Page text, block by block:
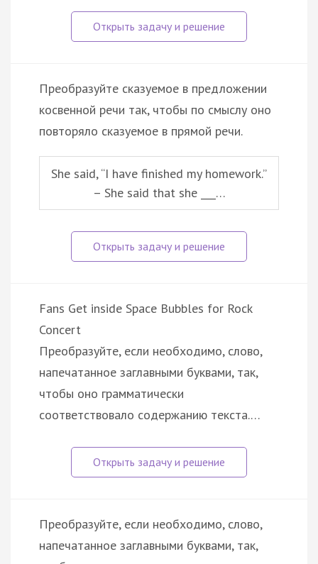
Преобразуйте сказуемое в предложении
косвенной речи так, чтобы по смыслу оно
повторяло сказуемое в прямой речи.
She said, “I have finished my homework.”
– She said that she ___…
Fans Get inside Space Bubbles for Rock
Concert
Преобразуйте, если необходимо, слово,
напечатанное заглавными буквами, так,
чтобы оно грамматически
соответствовало содержанию текста.…
Преобразуйте, если необходимо, слово,
напечатанное заглавными буквами, так,